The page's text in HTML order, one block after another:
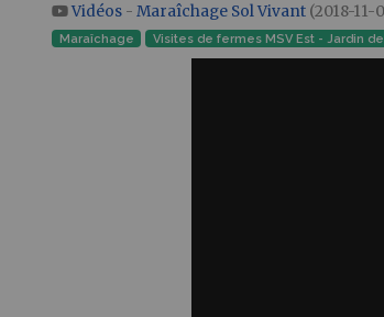
Aller à :navigation,rechercher
Vidéos - Maraîchage Sol Vivant (2018-
Maraîchage Visites de fermes MSV Est - Jardin